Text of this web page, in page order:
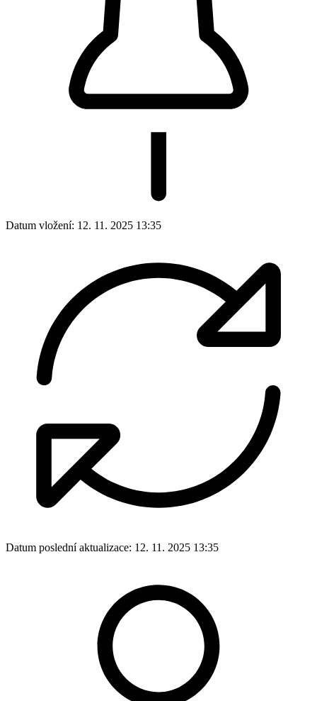
Datum vložení: 12. 11. 2025 13:35
Datum poslední aktualizace: 12. 11. 2025 13:35